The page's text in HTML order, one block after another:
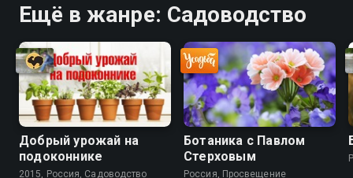
Ещё в жанре: Садоводство
Добрый урожай на
подоконнике
2015, Россия, Садоводство
Ботаника с Павлом
Стерховым
Россия, Просвещение